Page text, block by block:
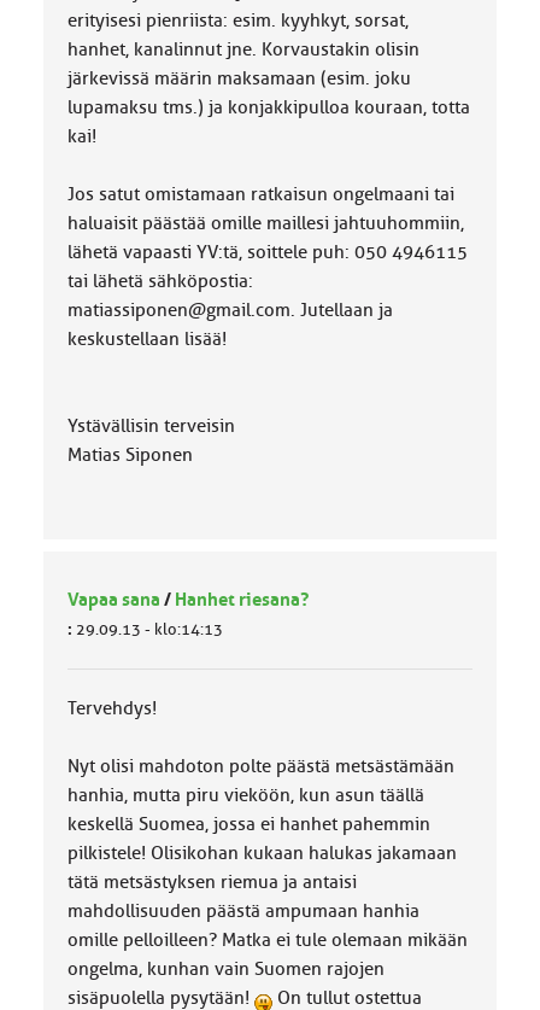
erityisesi pienriista: esim. kyyhkyt, sorsat,
hanhet, kanalinnut jne. Korvaustakin olisin
järkevissä määrin maksamaan (esim. joku
lupamaksu tms.) ja konjakkipulloa kouraan, totta
kai!
Jos satut omistamaan ratkaisun ongelmaani tai
haluaisit päästää omille maillesi jahtuuhommiin,
lähetä vapaasti YV:tä, soittele puh: 050 4946115
tai lähetä sähköpostia:
matiassiponen@gmail.com. Jutellaan ja
keskustellaan lisää!
Ystävällisin terveisin
Matias Siponen
Vapaa sana / Hanhet riesana?
: 29.09.13 - klo:14:13
Tervehdys!
Nyt olisi mahdoton polte päästä metsästämään
hanhia, mutta piru vieköön, kun asun täällä
keskellä Suomea, jossa ei hanhet pahemmin
pilkistele! Olisikohan kukaan halukas jakamaan
tätä metsästyksen riemua ja antaisi
mahdollisuuden päästä ampumaan hanhia
omille pelloilleen? Matka ei tule olemaan mikään
ongelma, kunhan vain Suomen rajojen
sisäpuolella pysytään!
On tullut ostettua